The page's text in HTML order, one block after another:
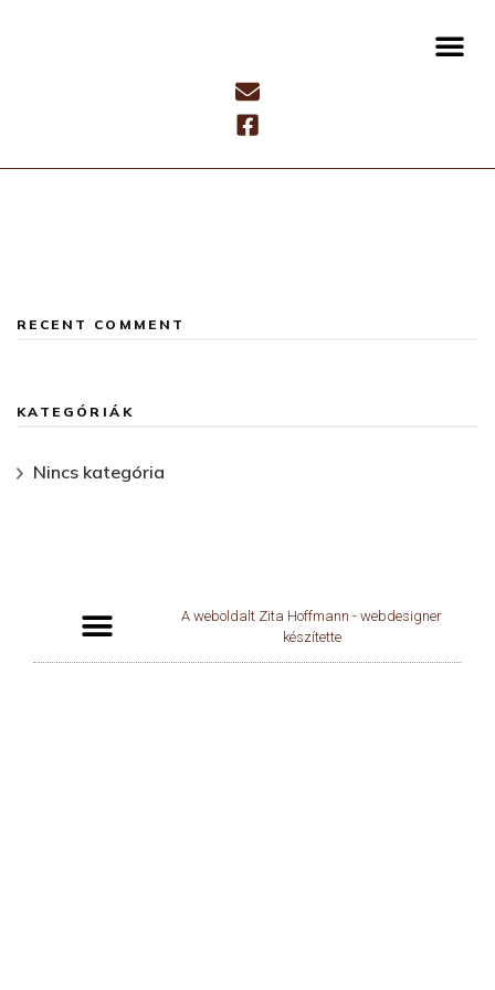
RECENT COMMENT
KATEGÓRIÁK
Nincs kategória
A weboldalt Zita Hoffmann - webdesigner
készítette